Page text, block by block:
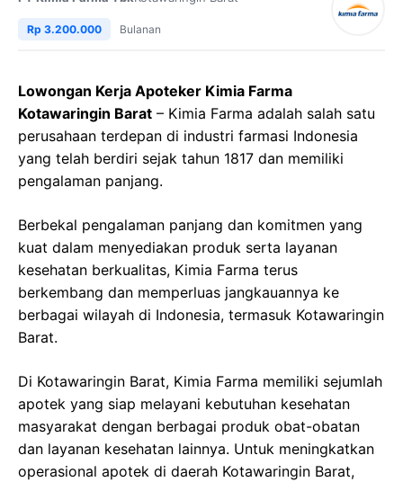
Rp 3.200.000 Bulanan
Lowongan Kerja Apoteker Kimia Farma
Kotawaringin Barat – Kimia Farma adalah salah satu
perusahaan terdepan di industri farmasi Indonesia
yang telah berdiri sejak tahun 1817 dan memiliki
pengalaman panjang.
Berbekal pengalaman panjang dan komitmen yang
kuat dalam menyediakan produk serta layanan
kesehatan berkualitas, Kimia Farma terus
berkembang dan memperluas jangkauannya ke
berbagai wilayah di Indonesia, termasuk Kotawaringin
Barat.
Di Kotawaringin Barat, Kimia Farma memiliki sejumlah
apotek yang siap melayani kebutuhan kesehatan
masyarakat dengan berbagai produk obat-obatan
dan layanan kesehatan lainnya. Untuk meningkatkan
operasional apotek di daerah Kotawaringin Barat,